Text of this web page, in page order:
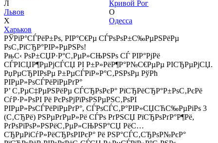
Л
Львов
Х
Харьков
Кривой Рог
О
Одесса
РЎРїР°СЃРёР±Рѕ, РІР°С€Рµ СЃРѕРѕР±С‰РµРЅРёРµ
РѕС‚РїСЂР°РІР»РµРЅРѕ!
РњС‹ РѕР±СЏР·Р°С‚РµР»СЊРЅРѕ СЃ РІР°РјРё
СЃРІСЏР¶РµРјСЃСЏ РІ Р±Р»РёР¶Р°Р№С€РµРµ РІСЂРµРјСЏ.
РџРµСЂРІРѕРµ Р±РµСЃРїР»Р°С‚РЅРѕРµ РўРћ
РІРµР»РѕСЃРёРїРµРґР°
Р’ С‚РµС‡РµРЅРёРµ СЃСЂРѕРєР° РїСЂРёСЂР°Р±РѕС‚РєРё
СѓР·Р»РѕРІ Рё РєРѕРјРїРѕРЅРµРЅС‚РѕРІ
РІРµР»РѕСЃРёРїРµРґР°, СЃРѕСЃС‚Р°РІР»СЏСЋС‰РµРіРѕ 3
(С‚СЂРё) РЅРµРґРµР»Рё СЃРѕ РґРЅСЏ РїСЂРѕРґР°Р¶Рё,
РґРѕРїРѕР»РЅРёС‚РµР»СЊРЅР°СЏ РёС…
СЂРµРіСѓР»РёСЂРѕРІРєР° Рё РЅР°СЃС‚СЂРѕР№РєР°